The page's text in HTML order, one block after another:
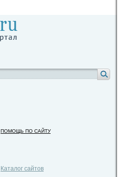
ПОМОЩЬ ПО САЙТУ
Каталог сайтов